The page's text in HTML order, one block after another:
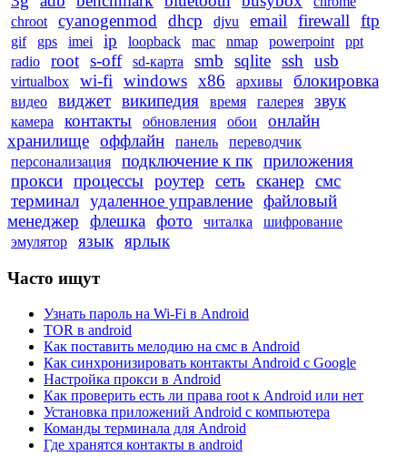
chroot
cyanogenmod dhcp djvu email firewall ftp
gif gps imei ip loopback mac nmap powerpoint
ppt
radio
root s-off sd-карта smb sqlite ssh usb
virtualbox wi-fi windows x86 архивы блокировка
видео виджет википедия время галерея звук
камера контакты обновления обои
онлайн
хранилище оффлайн панель
переводчик
персонализация
подключение к пк приложения
прокси процессы роутер сеть сканер
смс
терминал удаленное управление файловый
менеджер
флешка фото читалка
шифрование
эмулятор
язык ярлык
Часто ищут
Узнать пароль на Wi-Fi в Android
TOR в android
Как поставить мелодию на смс в Android
Как синхронизировать контакты Android с Google
Настройка прокси в Android
Как проверить есть ли права root к Android или нет
Установка приложений Android с компьютера
Команды терминала для Android
Где хранятся контакты в android